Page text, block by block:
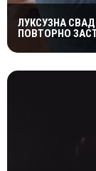
ЛУКСУЗНА
ПОВТОРНО